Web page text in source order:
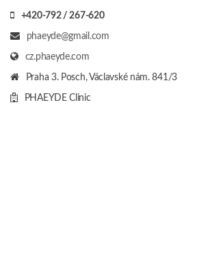
+420-792 / 267-620
phaeyde@gmail.com
cz.phaeyde.com
Praha 3. Posch, Václavské nám. 841/3
PHAEYDE Clinic